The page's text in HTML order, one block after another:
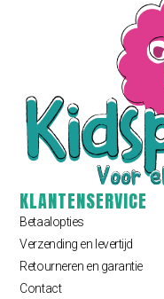
KLANTENSERVICE
Betaalopties
Verzending en levertijd
Retourneren en garantie
Contact